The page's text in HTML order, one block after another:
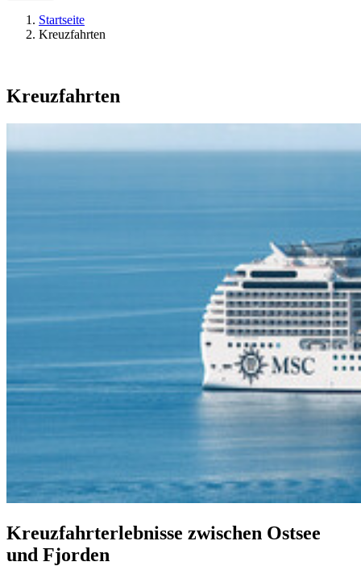
Startseite
Kreuzfahrten
Kreuzfahrten
Kreuzfahrterlebnisse zwischen Ostsee
und Fjorden